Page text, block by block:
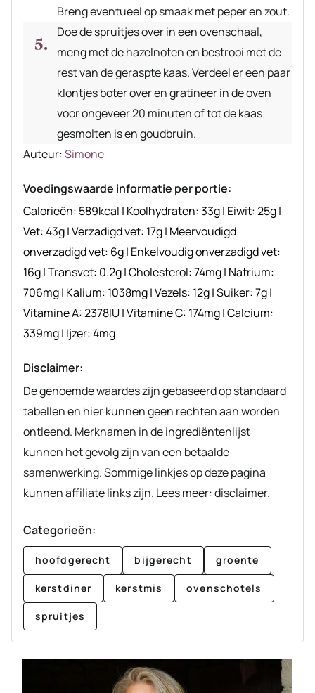
Breng eventueel op smaak met peper en zout.
Doe de spruitjes over in een ovenschaal,
meng met de hazelnoten en bestrooi met de
rest van de geraspte kaas. Verdeel er een paar
klontjes boter over en gratineer in de oven
voor ongeveer 20 minuten of tot de kaas
gesmolten is en goudbruin.
Auteur
Auteur:Simone
Voedingswaarde informatie per portie:
Calorieën: 589kcal | Koolhydraten:33g| Eiwit:25g|
Vet:43g|Verzadigd vet: 17g| Meervoudigd
onverzadigd vet: 6g| Enkelvoudig onverzadigd vet:
16g|Transvet: 0.2g|Cholesterol:74mg| Natrium:
706mg| Kalium: 1038mg|Vezels: 12g|Suiker:7g|
Vitamine A:2378IU|Vitamine C: 174mg|Calcium:
339mg| Ijzer:4mg
Disclaimer:
De genoemde waardes zijn gebaseerd op standaard
tabellen en hier kunnen geen rechten aan worden
ontleend. Merknamen in de ingrediëntenlijst
kunnen het gevolg zijn van een betaalde
samenwerking. Sommige linkjes op deze pagina
kunnen affiliate links zijn. Lees meer: disclaimer.
Categorieën:
hoofdgerecht bijgerecht groente
kerstdiner kerstmis ovenschotels
spruitjes